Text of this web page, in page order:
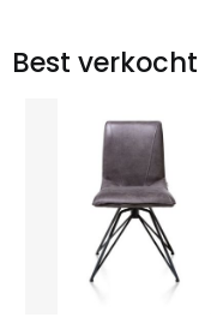
Best verkocht